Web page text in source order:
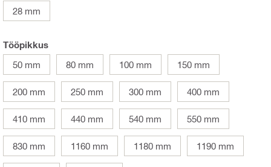
28 mm
Tööpikkus
50 mm
80 mm 100 mm 150 mm
200 mm 250 mm 300 mm 400 mm
410 mm 440 mm 540 mm 550 mm
830 mm 1160 mm 1180 mm 1190 mm